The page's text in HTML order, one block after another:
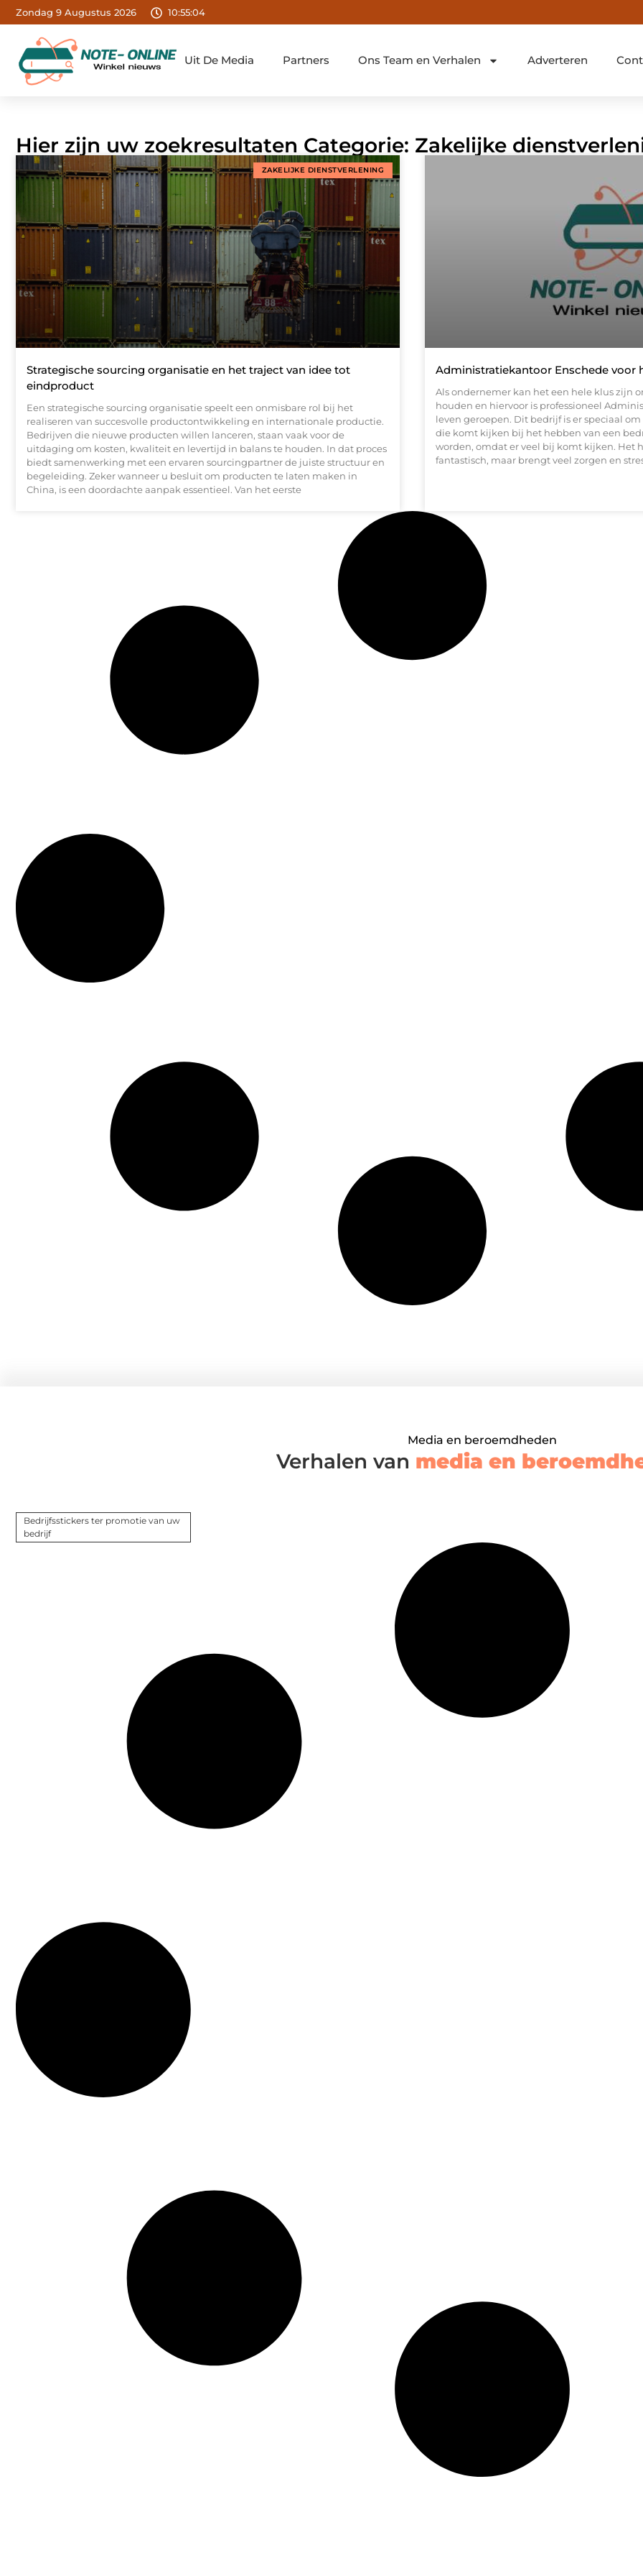
Zondag 9 Augustus 2026 10:55:05
Uit De Media Partners Ons Team en Verhalen Adverteren
Hier zijn uw zoekresultaten Categorie: Zakelijke
ZAKELIJKE DIENSTVERLENING
Strategische sourcing organisatie en het traject van idee tot
eindproduct
Een strategische sourcing organisatie speelt een onmisbare rol bij het
realiseren van succesvolle productontwikkeling en internationale productie.
Bedrijven die nieuwe producten willen lanceren, staan vaak voor de
uitdaging om kosten, kwaliteit en levertijd in balans te houden. In dat proces
biedt samenwerking met een ervaren sourcingpartner de juiste structuur en
begeleiding. Zeker wanneer u besluit om producten te laten maken in
China, is een doordachte aanpak essentieel. Van het eerste
Administratiekantoor Enschede voor
Als ondernemer kan het een hele klus zijn
houden en hiervoor is professioneel
leven geroepen. Dit bedrijf is er speciaal
die komt kijken bij het hebben van een
worden, omdat er veel bij komt kijken. Het
fantastisch, maar brengt veel zorgen en
Media en beroemdheden
Verhalen van media en
Bedrijfsstickers ter promotie van uw
bedrijf